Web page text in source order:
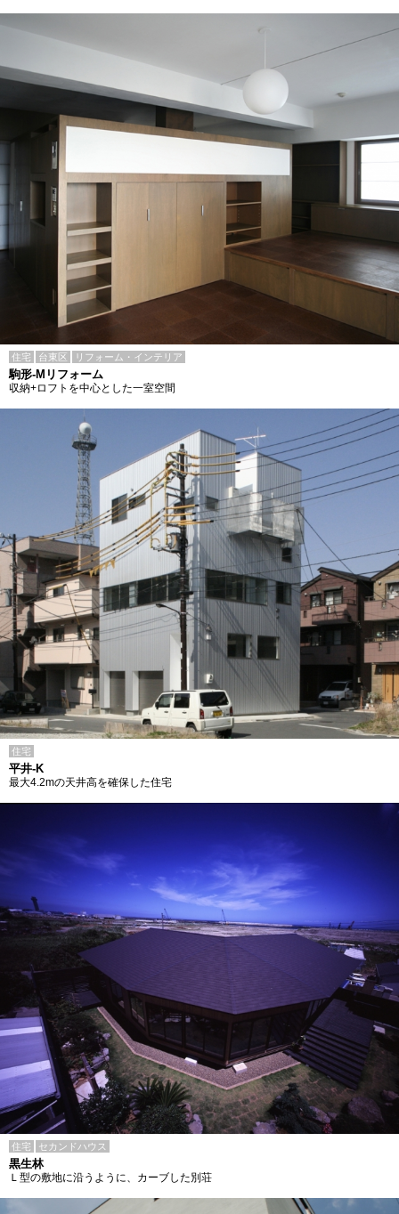
住宅 台東区 リフォーム・インテリア
駒形-Mリフォーム
収納+ロフトを中心とした一室空間
住宅
平井-K
最大4.2mの天井高を確保した住宅
住宅 セカンドハウス
黒生林
Ｌ型の敷地に沿うように、カーブした別荘